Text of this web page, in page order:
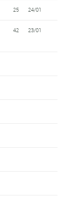
25 24/01
42 23/01